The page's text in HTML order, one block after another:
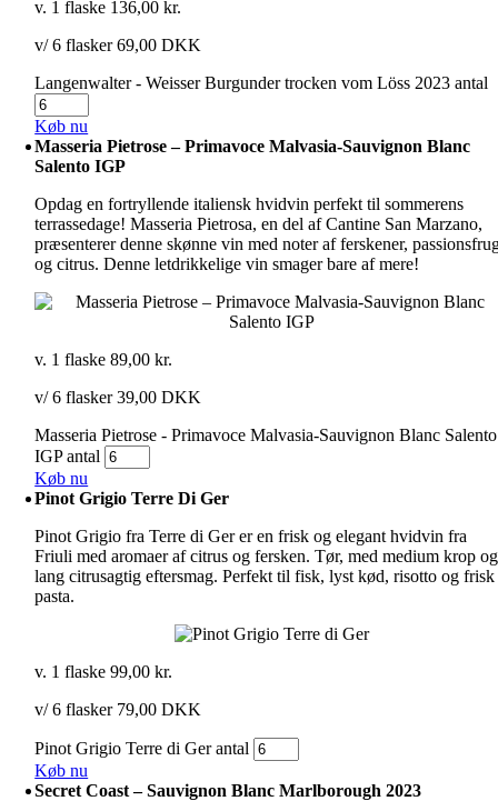
v. 1 flaske 136,00kr.
v/ 6 flasker 69,00 DKK
Langenwalter - Weisser Burgunder trocken vom Löss 2023 antal
Køb nu
Masseria Pietrose – Primavoce Malvasia-Sauvignon Blanc
Salento IGP
Opdag en fortryllende italiensk hvidvin perfekt til sommerens
terrassedage! Masseria Pietrosa, en del af Cantine San Marzano,
præsenterer denne skønne vin med noter af ferskener,
og citrus. Denne letdrikkelige vin smager bare af mere!
v. 1 flaske89,00kr.
v/ 6 flasker 39,00 DKK
Masseria Pietrose - Primavoce Malvasia-Sauvignon Blanc Salento
IGP antal
Køb nu
Pinot Grigio Terre Di Ger
Pinot Grigio fra Terre di Ger er en frisk og elegant hvidvin fra
Friuli med aromaer af citrus og fersken. Tør, med medium krop og
lang citrusagtig eftersmag. Perfekt til fisk, lyst kød, risotto og frisk
pasta.
v. 1 flaske99,00kr.
v/ 6 flasker 79,00 DKK
Pinot Grigio Terre di Ger antal
Køb nu
Secret Coast – Sauvignon Blanc Marlborough 2023